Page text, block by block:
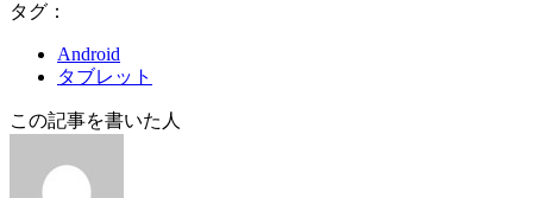
タグ：
Android
タブレット
この記事を書いた人